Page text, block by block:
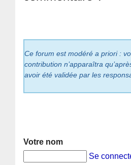
Ce forum est modéré a priori :
contribution n’apparaîtra
avoir été validée par les
Votre nom
Se